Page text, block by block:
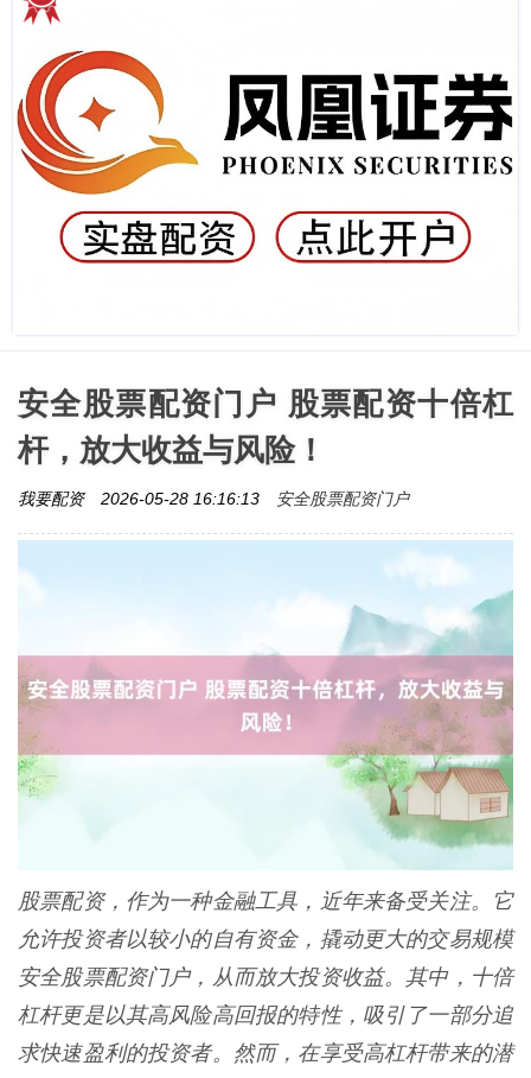
安全股票配资门户 股票配资十倍杠
杆，放大收益与风险！
我要配资 2026-05-28 16:16:13 安全股票配资门户
股票配资，作为一种金融工具，近年来备受关注。它
允许投资者以较小的自有资金，撬动更大的交易规模
安全股票配资门户，从而放大投资收益。其中，十倍
杠杆更是以其高风险高回报的特性，吸引了一部分追
求快速盈利的投资者。然而，在享受高杠杆带来的潜